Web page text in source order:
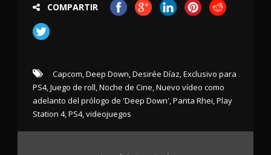
COMPARTIR
Capcom,Deep Down,Desirée Díaz,Exclusivo para
PS4,Juego de roll,Noche de Cine,Nuevo vídeo como
adelanto del prólogo de 'Deep Down',Panta Rhei,Play
Station 4,PS4,videojuegos